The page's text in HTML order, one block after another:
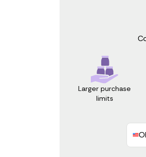
Larger purchase
limits